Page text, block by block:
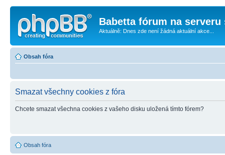
Babetta fórum na serveru
Aktuálně: Dnes zde není žádná aktuální akce...
Obsah fóra
Smazat všechny cookies z fóra
Chcete smazat všechna cookies z vašeho disku uložená tímto fórem?
Obsah fóra